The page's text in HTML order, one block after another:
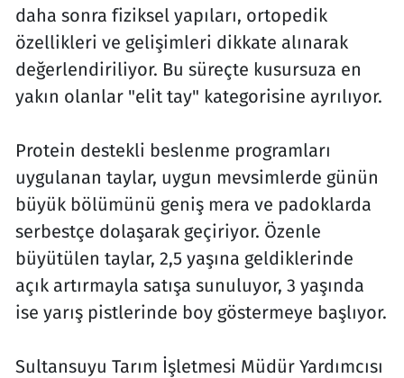
daha sonra fiziksel yapıları, ortopedik
özellikleri ve gelişimleri dikkate alınarak
değerlendiriliyor. Bu süreçte kusursuza en
yakın olanlar "elit tay" kategorisine ayrılıyor.
Protein destekli beslenme programları
uygulanan taylar, uygun mevsimlerde günün
büyük bölümünü geniş mera ve padoklarda
serbestçe dolaşarak geçiriyor. Özenle
büyütülen taylar, 2,5 yaşına geldiklerinde
açık artırmayla satışa sunuluyor, 3 yaşında
ise yarış pistlerinde boy göstermeye başlıyor.
Sultansuyu Tarım İşletmesi Müdür Yardımcısı